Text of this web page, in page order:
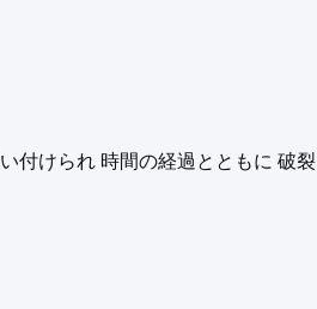
付けられ 時間の経過とともに 破